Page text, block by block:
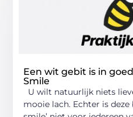
Een wit gebit is in
Smile
U wilt natuurlijk niets
mooie lach. Echter is deze